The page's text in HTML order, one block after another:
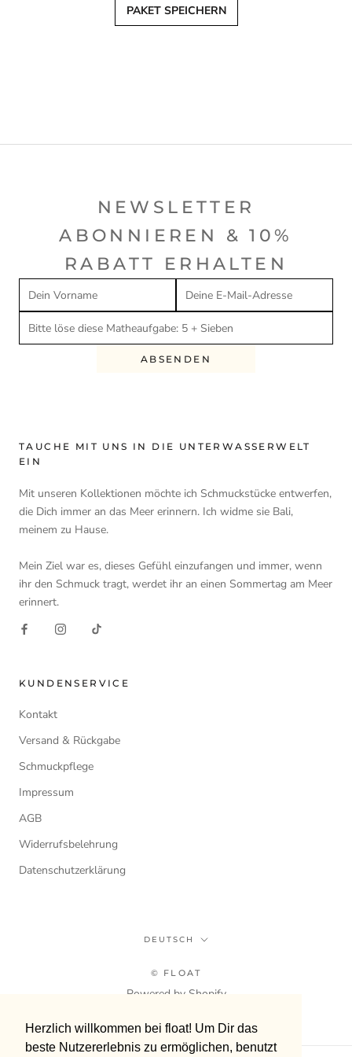
Herzlich willkommen bei float! Um Dir das
beste Nutzererlebnis zu ermöglichen, benutzt
Herzlich willkommen bei float! Um Dir das
beste Nutzererlebnis zu ermöglichen, benutzt
PAKET SPEICHERN
NEWSLETTER
ABONNIEREN & 10%
RABATT ERHALTEN
ABSENDEN
TAUCHE MIT UNS IN DIE UNTERWASSERWELT
EIN
Mit unseren Kollektionen möchte ich Schmuckstücke entwerfen,
die Dich immer an das Meer erinnern. Ich widme sie Bali,
meinem zu Hause.
Mein Ziel war es, dieses Gefühl einzufangen und immer, wenn
ihr den Schmuck tragt, werdet ihr an einen Sommertag am Meer
erinnert.
KUNDENSERVICE
Kontakt
Versand & Rückgabe
Schmuckpflege
Impressum
AGB
Widerrufsbelehrung
Datenschutzerklärung
Sprache
DEUTSCH
© FLOAT
Powered by Shopify